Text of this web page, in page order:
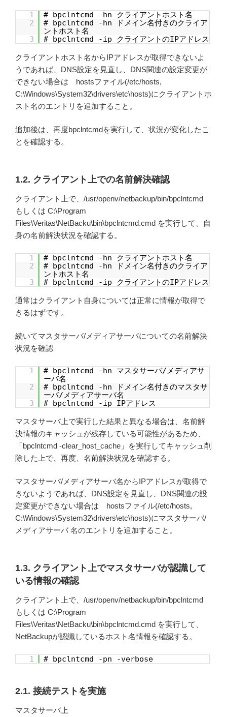
1
# bpclntcmd -hn クライアントホスト名
2
# bpclntcmd -hn ドメイン名付きのクライア
ントホスト名
3
# bpclntcmd -ip クライアントのIPアドレス
クライアントホスト名からIPアドレスが取得できないよ
うであれば、DNS設定を見直し、DNS関連の設定変更が
できない場合は hostsファイル(/etc/hosts,
C:\Windows\System32\drivers\etc\hosts)にクライアントホ
スト名のエントリを追加すること。
追加後は、再度bpclntcmdを実行して、状況が変化したこ
とを確認する。
1.2. クライアント上での名前解決確認
クライアント上で、/usr/openv/netbackup/bin/bpclntcmd
もしくは C:\Program
Files\Veritas\NetBacku\bin\bpclntcmd.cmd を実行して、自
身の名前解決状況を確認する。
1
# bpclntcmd -hn クライアントホスト名
2
# bpclntcmd -hn ドメイン名付きのクライア
ントホスト名
3
# bpclntcmd -ip クライアントのIPアドレス
通常はクライアント自身については正常に情報が取得で
きるはずです。
続いてマスタサーバ/メディアサーバについての名前解決
状況を確認
1
# bpclntcmd -hn マスタサーバ/メディアサ
ーバ名
2
# bpclntcmd -hn ドメイン名付きのマスタサ
ーバ/メディアサーバ名
3
# bpclntcmd -ip IPアドレス
マスタサーバ上で実行した結果と異なる場合は、名前解
決情報のキャッシュが残存している可能性があるため、
「bpclntcmd -clear_host_cache」を実行してキャッシュ削
除した上で、再度、名前解決状況を確認する。
マスタサーバ/メディアサーバ名からIPアドレスが取得で
きないようであれば、DNS設定を見直し、DNS関連の設
定変更ができない場合は hostsファイル(/etc/hosts,
C:\Windows\System32\drivers\etc\hosts)にマスタサーバ/
メディアサーバ 名のエントリを追加すること。
1.3. クライアント上でマスタサーバが認識して
いる情報の確認
クライアント上で、/usr/openv/netbackup/bin/bpclntcmd
もしくは C:\Program
Files\Veritas\NetBacku\bin\bpclntcmd.cmd を実行して、
NetBackupが認識しているホスト名情報を確認する。
1 # bpclntcmd -pn -verbose
2.1. 接続テストを実施
マスタサーバ上